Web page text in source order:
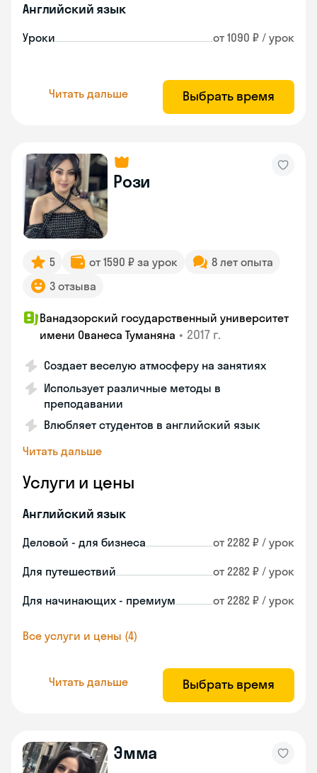
Английский язык
Уроки от 1090 ₽ / урок
Читать дальше Выбрать время
Рози
5 от 1590 ₽ за урок
8 лет опыта
3 отзыва
Ванадзорский государственный университет
имени Ованеса Туманяна • 2017 г.
Создает веселую атмосферу на занятиях
Использует различные методы в
преподавании
Влюбляет студентов в английский язык
Читать дальше
Услуги и цены
Английский язык
Деловой - для бизнеса от 2282 ₽ / урок
Для путешествий от 2282 ₽ / урок
Для начинающих - премиум от 2282 ₽ / урок
Все услуги и цены (4)
Читать дальше Выбрать время
Эмма